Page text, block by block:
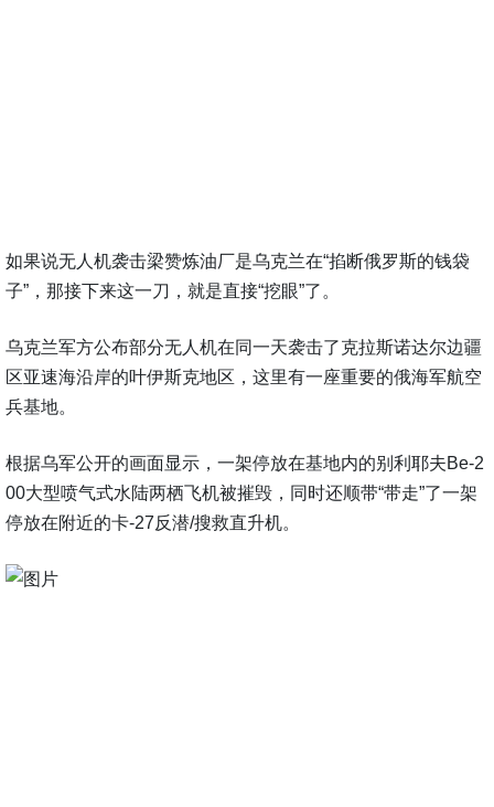
如果说无人机袭击梁赞炼油厂是乌克兰在“掐断俄罗斯的钱袋
子”，那接下来这一刀，就是直接“挖眼”了。
乌克兰军方公布部分无人机在同一天袭击了克拉斯诺达尔边疆
区亚速海沿岸的叶伊斯克地区，这里有一座重要的俄海军航空
兵基地。
根据乌军公开的画面显示，一架停放在基地内的别利耶夫Be-2
00大型喷气式水陆两栖飞机被摧毁，同时还顺带“带走”了一架
停放在附近的卡-27反潜/搜救直升机。